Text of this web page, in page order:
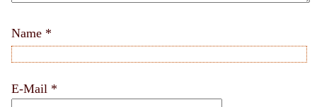
Name *
E-Mail *